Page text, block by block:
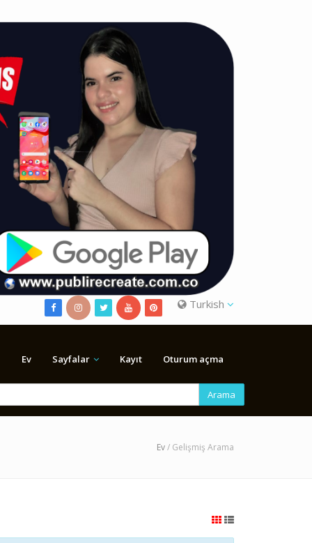
Turkish
Ev Sayfalar Kayıt Oturum açma
Arama
Ev/ Gelişmiş Arama